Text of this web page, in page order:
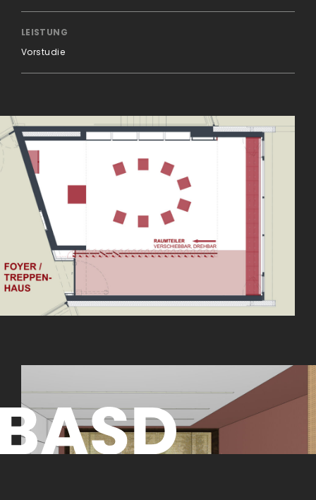
LEISTUNG
Vorstudie